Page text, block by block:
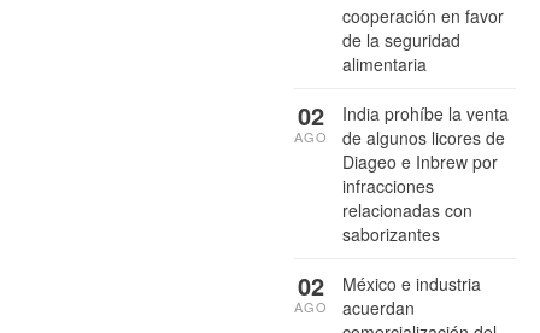
cooperación en favor
de la seguridad
alimentaria
India prohíbe la venta
de algunos licores de
Diageo e Inbrew por
infracciones
relacionadas con
saborizantes
02
AGO
México e industria
acuerdan
02
AGO